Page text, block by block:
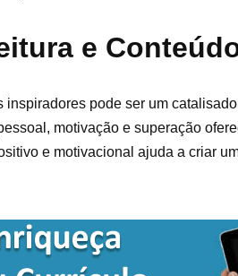
e
pode ser um
motivação e superação
e motivacional ajuda a criar